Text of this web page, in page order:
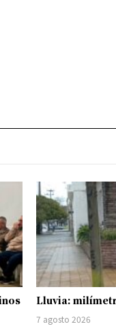
Lluvia:
7 agosto 2026